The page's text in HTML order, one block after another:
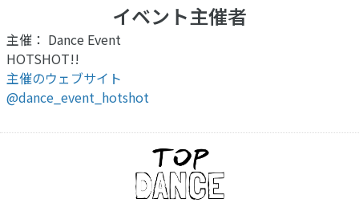
イベント主催者
主催： Dance Event
HOTSHOT!!
主催のウェブサイト
@dance_event_hotshot